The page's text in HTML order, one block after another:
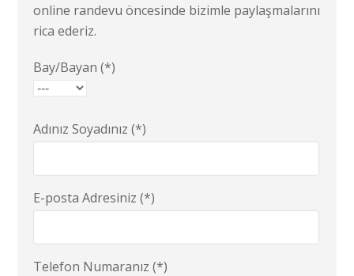
online randevu öncesinde bizimle paylaşmalarını
rica ederiz.
Bay/Bayan (*)
Adınız Soyadınız (*)
E-posta Adresiniz (*)
Telefon Numaranız (*)